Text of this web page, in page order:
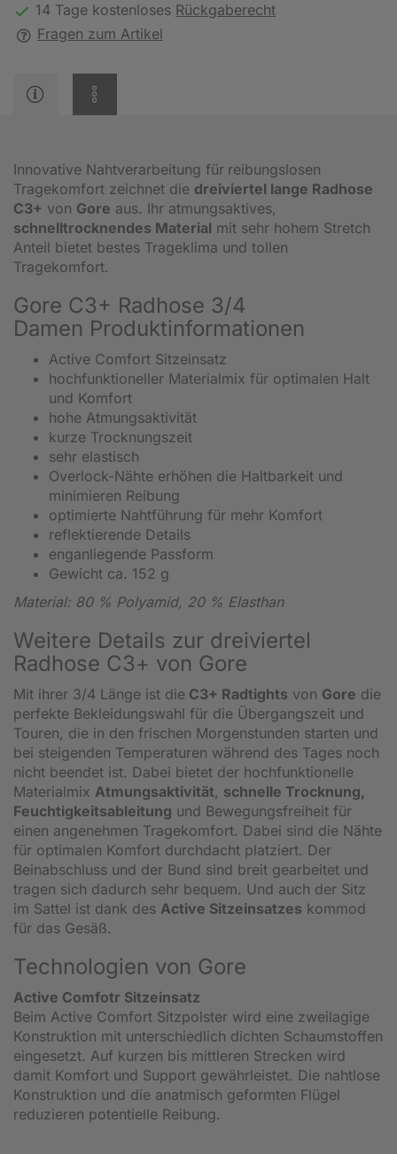
14 Tage kostenloses Rückgaberecht
Fragen zum Artikel
Innovative Nahtverarbeitung für reibungslosen
Tragekomfort zeichnet die dreiviertel lange Radhose
C3+ von Gore aus. Ihr atmungsaktives,
schnelltrocknendes Material mit sehr hohem Stretch
Anteil bietet bestes Trageklima und tollen
Tragekomfort.
Gore C3+ Radhose 3/4
Damen Produktinformationen
Active Comfort Sitzeinsatz
hochfunktioneller Materialmix für optimalen Halt
und Komfort
hohe Atmungsaktivität
kurze Trocknungszeit
sehr elastisch
Overlock-Nähte erhöhen die Haltbarkeit und
minimieren Reibung
optimierte Nahtführung für mehr Komfort
reflektierende Details
enganliegende Passform
Gewicht ca. 152 g
Material: 80 % Polyamid, 20 % Elasthan
Weitere Details zur dreiviertel
Radhose C3+ von Gore
Mit ihrer 3/4 Länge ist die C3+ Radtights von Gore die
perfekte Bekleidungswahl für die Übergangszeit und
Touren, die in den frischen Morgenstunden starten und
bei steigenden Temperaturen während des Tages noch
nicht beendet ist. Dabei bietet der hochfunktionelle
Materialmix Atmungsaktivität, schnelle Trocknung,
Feuchtigkeitsableitung und Bewegungsfreiheit für
einen angenehmen Tragekomfort. Dabei sind die Nähte
für optimalen Komfort durchdacht platziert. Der
Beinabschluss und der Bund sind breit gearbeitet und
tragen sich dadurch sehr bequem. Und auch der Sitz
im Sattel ist dank des Active Sitzeinsatzes kommod
für das Gesäß.
Technologien von Gore
Active Comfotr Sitzeinsatz
Beim Active Comfort Sitzpolster wird eine zweilagige
Konstruktion mit unterschiedlich dichten Schaumstoffen
eingesetzt. Auf kurzen bis mittleren Strecken wird
damit Komfort und Support gewährleistet. Die nahtlose
Konstruktion und die anatmisch geformten Flügel
reduzieren potentielle Reibung.